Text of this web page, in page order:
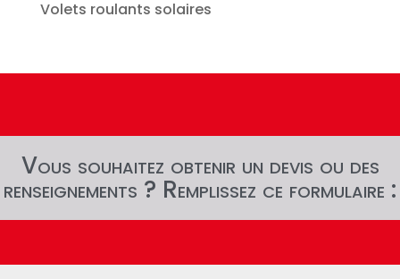
Volets roulants solaires
Vous souhaitez obtenir un devis ou des
renseignements ? Remplissez ce formulaire :